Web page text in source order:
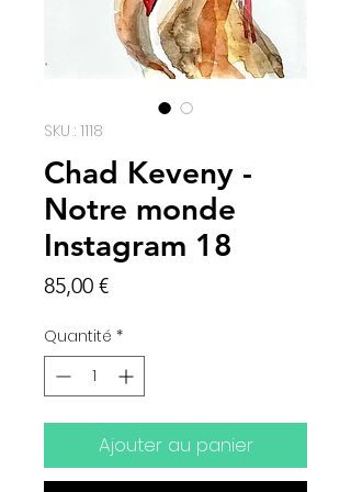
SKU : 1118
Chad Keveny -
Notre monde
Instagram 18
85,00 €Prix
Quantité *
Ajouter au panier